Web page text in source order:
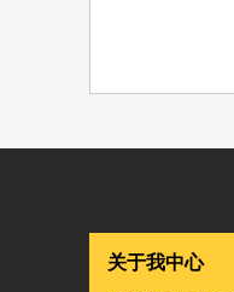
关于我中心